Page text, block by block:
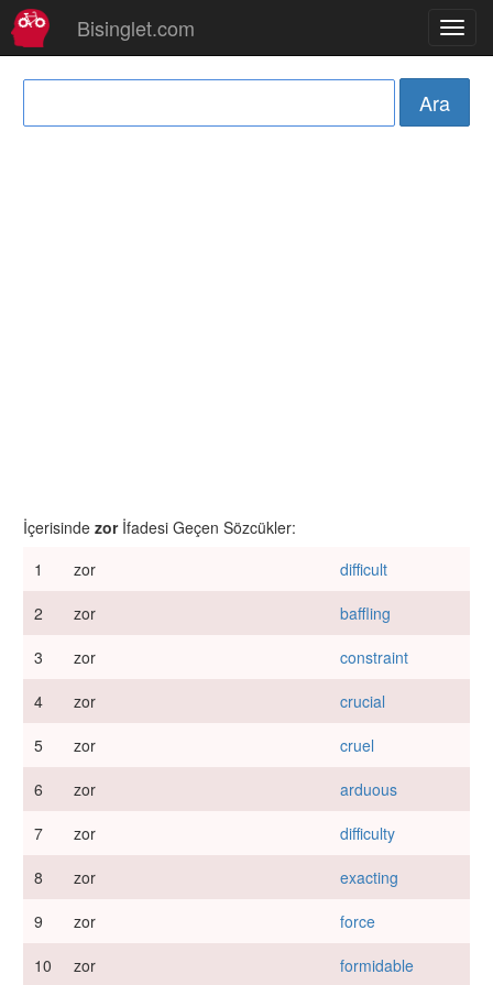
Bisinglet.com
İçerisinde zor İfadesi Geçen Sözcükler:
1
zor
difficult
2
zor
baffling
3
zor
constraint
4
zor
crucial
5
zor
cruel
6
zor
arduous
7
zor
difficulty
8
zor
exacting
9
zor
force
10
zor
formidable